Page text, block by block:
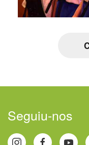
Seguiu-nos